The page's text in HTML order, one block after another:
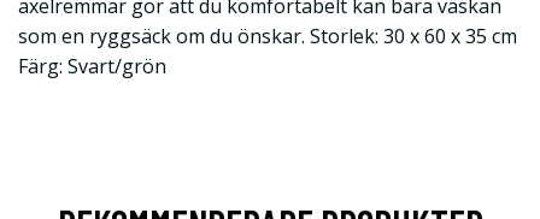
axelremmar gör att du komfortabelt kan bära väskan
som en ryggsäck om du önskar. Storlek: 30 x 60 x 35 cm
Färg: Svart/grön